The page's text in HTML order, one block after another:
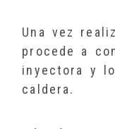
Una vez
procede a
inyectora y
caldera.